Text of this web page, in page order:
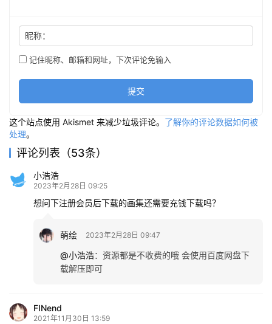
昵称：
记住昵称、邮箱和网址，下次评论免输入
提交
这个站点使用 Akismet 来减少垃圾评论。 了解你的评论数据如何被
处理。
评论列表（53条）
小浩浩
2023年2月28日 09:25
想问下注册会员后下载的画集还需要充钱下载吗？
萌绘 2023年2月28日 09:47
@小浩浩： 资源都是不收费的哦 会使用百度网盘下
载解压即可
FINend
2021年11月30日 13:59